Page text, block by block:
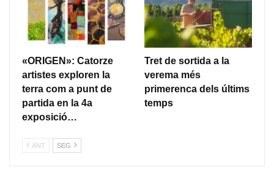
«ORIGEN»: Catorze
artistes exploren la
terra com a punt de
partida en la 4a
exposició…
Tret de sortida a la
verema més
primerenca dels últims
temps
ANT SEG